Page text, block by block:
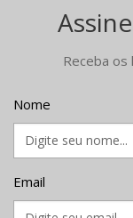
Receba
Nome
Email